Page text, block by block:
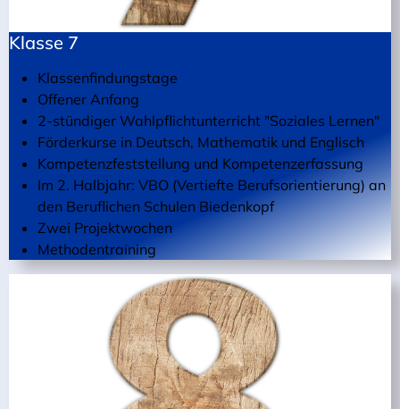
Klasse 7
Klassenfindungstage
Offener Anfang
2-stündiger Wahlpflichtunterricht "Soziales Lernen"
Förderkurse in Deutsch, Mathematik und Englisch
Kompetenzfeststellung und Kompetenzerfassung
Im 2. Halbjahr: VBO (Vertiefte Berufsorientierung) an
den Beruflichen Schulen Biedenkopf
Zwei Projektwochen
Methodentraining